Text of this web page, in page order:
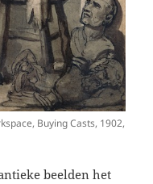
Buying Casts, 1902,
beelden het